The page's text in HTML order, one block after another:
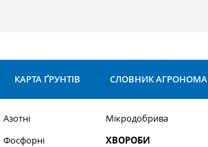
КАРТА ҐРУНТІВ СЛОВНИК АГРОНОМА
Азотні
Фосфорні
Мікродобрива
ХВОРОБИ